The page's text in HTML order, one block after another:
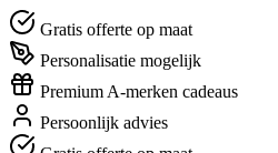
Gratis offerte op maat
Personalisatie mogelijk
Premium A-merken cadeaus
Persoonlijk advies